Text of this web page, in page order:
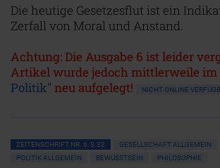
Die heutige Gesetzesflut ist ein
Zerfall von Moral und Anstand.
Achtung: Die Ausgabe 6 ist leider
Artikel wurde jedoch mittlerweile im
Politik" neu aufgelegt! NICHT ONLINE
ZEITENSCHRIFT NR. 6, S.32 GESELLSCHAFT ALLGEMEIN
POLITIK ALLGEMEIN
BEWUSSTSEIN PHILOSOPHIE